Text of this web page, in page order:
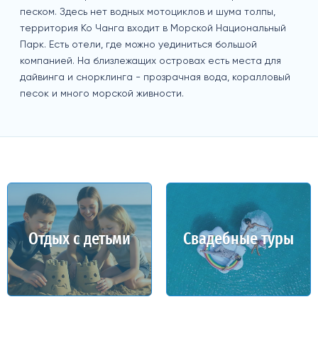
песком. Здесь нет водных мотоциклов и шума толпы,
территория Ко Чанга входит в Морской Национальный
Парк. Есть отели, где можно уединиться большой
компанией. На близлежащих островах есть места для
дайвинга и снорклинга - прозрачная вода, коралловый
песок и много морской живности.
Отдых с детьми Свадебные туры